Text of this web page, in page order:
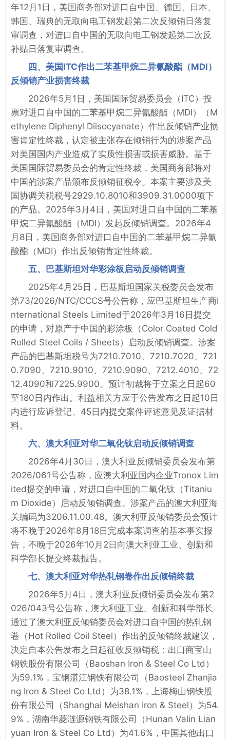
年12月1日，美国商务部对进口自中国、德国、日本、
韩国、瑞典的无取向电工钢发起第二次反倾销日落复
审调查，对进口自中国的无取向电工钢发起第二次反
补贴日落复审调查。
四、美国ITC作出二苯基甲烷二异氰酸酯（MDI）
反倾销产业损害终裁
2026年5月1日，美国国际贸易委员会（ITC）投
票对进口自中国的二苯基甲烷二异氰酸酯（MDI）（M
ethylene Diphenyl Diisocyanate）作出反倾销产业损
害肯定性终裁，认定被主张存在倾销行为的涉案产品
对美国国内产业造成了实质性损害或损害威胁。基于
美国国际贸易委员会的肯定性终裁，美国商务部将对
中国的涉案产品颁布反倾销征税令。本案主要涉及美
国协调关税税号2929.10.8010和3909.31.0000项下
的产品。2025年3月4日，美国对进口自中国的二苯基
甲烷二异氰酸酯（MDI）发起反倾销调查。2026年4
月8日，美国商务部对进口自中国的二苯基甲烷二异氰
酸酯（MDI）作出反倾销肯定性终裁。
五、巴基斯坦对华彩涂板启动反倾销调查
2025年4月25日，巴基斯坦国家关税委员会发布
第73/2026/NTC/CCCS号公告称，应巴基斯坦生产商I
nternational Steels Limited于2026年3月16日提交
的申请，对原产于中国的彩涂板（Color Coated Cold
Rolled Steel Coils / Sheets）启动反倾销调查。涉案
产品的巴基斯坦税号为7210.7010、7210.7020、721
0.7090、7210.9010、7210.9090、7212.4010、72
12.4090和7225.9900。预计初裁将于立案之日起60
至180日内作出。利益相关方应于公告发布之日起10日
内进行应诉登记、45日内提交案件评述意见及证据材
料。
六、澳大利亚对华二氧化钛启动反倾销调查
2026年4月30日，澳大利亚反倾销委员会发布第
2026/061号公告称，应澳大利亚国内企业Tronox Lim
ited提交的申请，对进口自中国的二氧化钛（Titaniu
m Dioxide）启动反倾销调查。涉案产品的澳大利亚海
关编码为3206.11.00.48。澳大利亚反倾销委员会预计
将不晚于2026年8月18日完成本案调查的基本事实报
告，不晚于2026年10月2日向澳大利亚工业、创新和
科学部长提交终裁报告。
七、澳大利亚对华热轧钢卷作出反倾销终裁
2026年5月4日，澳大利亚反倾销委员会发布第2
026/043号公告称，澳大利亚工业、创新和科学部长
通过了澳大利亚反倾销委员会对进口自中国的热轧钢
卷（Hot Rolled Coil Steel）作出的反倾销终裁建议，
决定自本公告发布之日起征收反倾销税：出口商宝山
钢铁股份有限公司（Baoshan Iron & Steel Co Ltd）
为59.1%，宝钢湛江钢铁有限公司（Baosteel Zhanjia
ng Iron & Steel Co Ltd）为38.1%，上海梅山钢铁股
份有限公司（Shanghai Meishan Iron & Steel）为54.
9%，湖南华菱涟源钢铁有限公司（Hunan Valin Lian
yuan Iron & Steel Co Ltd）为41.6%，中国其他出口